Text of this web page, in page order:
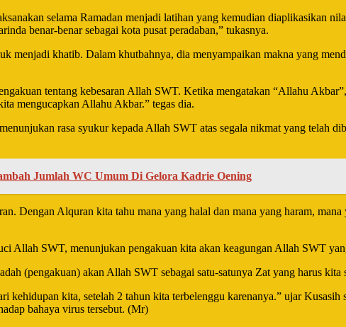
selama Ramadan menjadi latihan yang kemudian diaplikasikan
benar-benar sebagai kota pusat peradaban,” tukasnya.
menjadi khatib. Dalam khutbahnya, dia menyampaikan makna yang
tentang kebesaran Allah SWT. Ketika mengatakan “Allahu
mengucapkan Allahu Akbar.” tegas dia.
rasa syukur kepada Allah SWT atas segala nikmat yang telah
Jumlah WC Umum Di Gelora Kadrie Oening
Dengan Alquran kita tahu mana yang halal dan mana yang haram,
Allah SWT, menunjukan pengakuan kita akan keagungan Allah SWT
(pengakuan) akan Allah SWT sebagai satu-satunya Zat yang harus kita
kita, setelah 2 tahun kita terbelenggu karenanya.” ujar Kusasih
bahaya virus tersebut. (Mr)